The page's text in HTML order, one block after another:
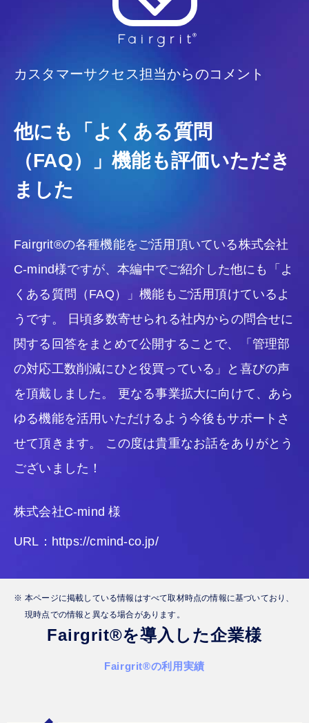
カスタマーサクセス担当からのコメント
他にも「よくある質問
（FAQ）」機能も評価いただき
ました
Fairgrit®の各種機能をご活用頂いている株式会社
C-mind様ですが、本編中でご紹介した他にも「よ
くある質問（FAQ）」機能もご活用頂けているよ
うです。 日頃多数寄せられる社内からの問合せに
関する回答をまとめて公開することで、「管理部
の対応工数削減にひと役買っている」と喜びの声
を頂戴しました。 更なる事業拡大に向けて、あら
ゆる機能を活用いただけるよう今後もサポートさ
せて頂きます。 この度は貴重なお話をありがとう
ございました！
株式会社C-mind 様
URL：https://cmind-co.jp/
本ページに掲載している情報はすべて取材時点の情報に基づいており、
現時点での情報と異なる場合があります。
Fairgrit®を導入した企業様
Fairgrit®の利用実績